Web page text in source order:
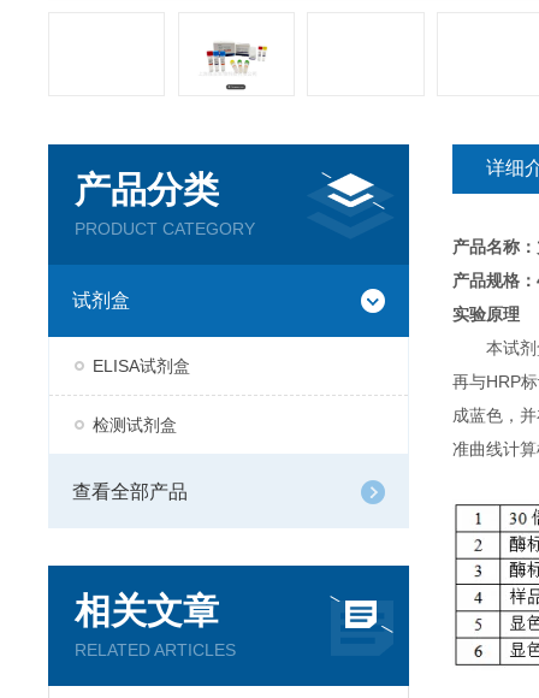
产品分类
PRODUCT CATEGORY
试剂盒
ELISA试剂盒
检测试剂盒
查看全部产品
相关文章
RELATED ARTICLES
详细
产品名称：
产品规格
实验原理
本试
再与HRP
成蓝色，
准曲线计